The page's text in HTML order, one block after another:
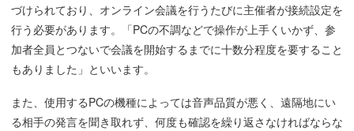
づけられており、オンライン会議を行うたびに主催者が接続設定を
行う必要があります。「PCの不調などで操作が上手くいかず、参
加者全員とつないで会議を開始するまでに十数分程度を要すること
もありました」といいます。
また、使用するPCの機種によっては音声品質が悪く、遠隔地にい
る相手の発言を聞き取れず、何度も確認を繰り返さなければならな